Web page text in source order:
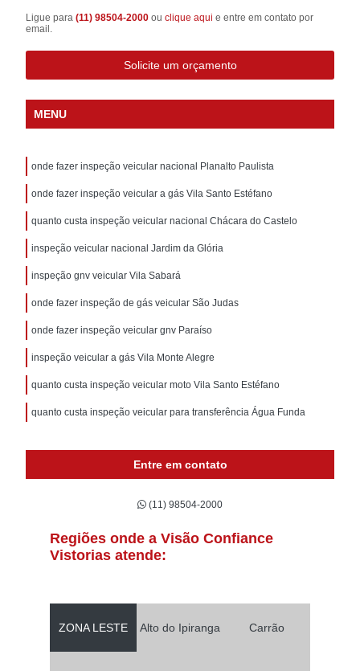
Ligue para(11) 98504-2000ouclique aqui e entre em contato por
email.
Solicite um orçamento
MENU
onde fazer inspeção veicular nacional Planalto Paulista
onde fazer inspeção veicular a gás Vila Santo Estéfano
quanto custa inspeção veicular nacional Chácara do Castelo
inspeção veicular nacional Jardim da Glória
inspeção gnv veicular Vila Sabará
onde fazer inspeção de gás veicular São Judas
onde fazer inspeção veicular gnv Paraíso
inspeção veicular a gás Vila Monte Alegre
quanto custa inspeção veicular moto Vila Santo Estéfano
quanto custa inspeção veicular para transferência Água Funda
Entre em contato
(11) 98504-2000
Regiões onde a Visão Confiance
Vistorias atende:
ZONA LESTE Alto do Ipiranga Carrão